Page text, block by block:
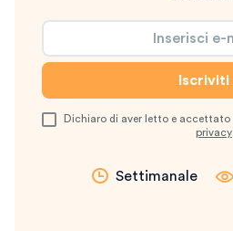
Dichiaro di aver letto e accettato
privacy
Settimanale